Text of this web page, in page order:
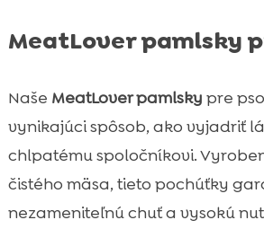
MeatLover pamlsky
Naše MeatLover pamlsky pre
vynikajúci spôsob, ako vyjadriť
chlpatému spoločníkovi.
čistého mäsa, tieto pochúťky
nezameniteľnú chuť a vysokú